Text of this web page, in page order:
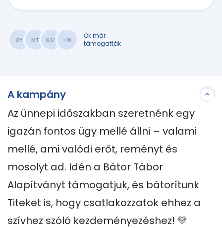
XY MT GSS +16
Ők már
támogatták
A kampány
Az ünnepi időszakban szeretnénk egy
igazán fontos ügy mellé állni – valami
mellé, ami valódi erőt, reményt és
mosolyt ad. Idén a Bátor Tábor
Alapítványt támogatjuk, és bátorítunk
Titeket is, hogy csatlakozzatok ehhez a
szívhez szóló kezdeményezéshez! 💛